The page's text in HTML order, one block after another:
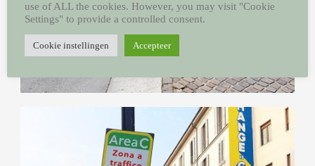
use of ALL the cookies. However, you may visit "Cookie
Settings" to provide a controlled consent.
Cookie instellingen Accepteer